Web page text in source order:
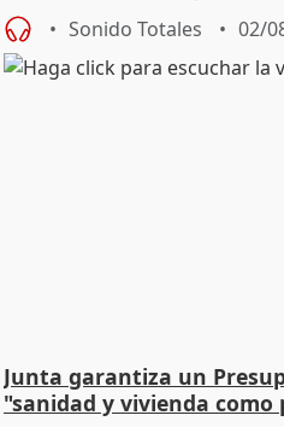
Sonido Totales 02/
Junta garantiza un
"sanidad y vivienda como